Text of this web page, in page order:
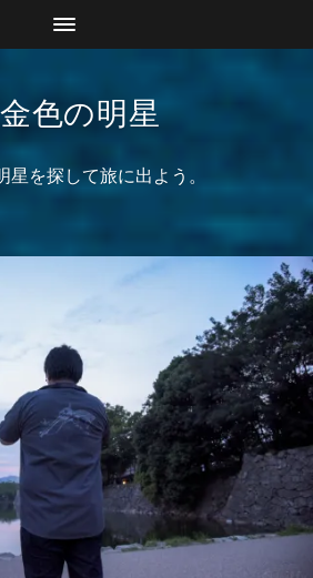
色の明星
星を探して旅に出よう。